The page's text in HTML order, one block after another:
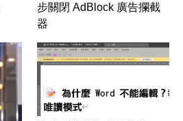
步關閉 AdBlock 廣告攔截
器